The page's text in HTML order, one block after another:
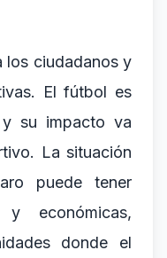
los ciudadanos y
El fútbol es
su impacto va
La situación
puede tener
y económicas,
donde el